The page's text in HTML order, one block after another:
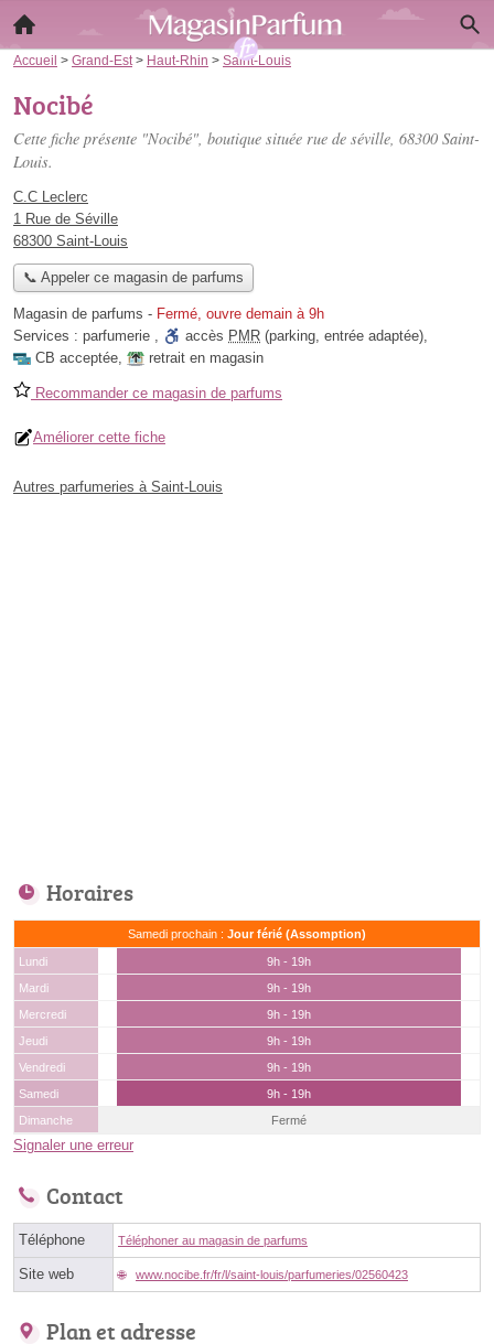
Accueil > Grand-Est > Haut-Rhin > Saint-Louis
Nocibé
Cette fiche présente "Nocibé", boutique située rue de séville, 68300 Saint-
Louis.
C.C Leclerc
1 Rue de Séville
68300 Saint-Louis
📞 Appeler ce magasin de parfums
Magasin de parfums - Fermé, ouvre demain à 9h
Services : parfumerie , accès PMR (parking, entrée adaptée),
CB acceptée, retrait en magasin
Recommander ce magasin de parfums
Améliorer cette fiche
Autres parfumeries à Saint-Louis
Horaires
Samedi prochain : Jour férié (Assomption)
Lundi
9h - 19h
Mardi
9h - 19h
Mercredi
9h - 19h
Jeudi
9h - 19h
Vendredi
9h - 19h
Samedi
9h - 19h
Dimanche
Fermé
Signaler une erreur
Contact
Téléphone Téléphoner au magasin de parfums
Site web www.nocibe.fr/fr/l/saint-louis/parfumeries/02560423
Plan et adresse